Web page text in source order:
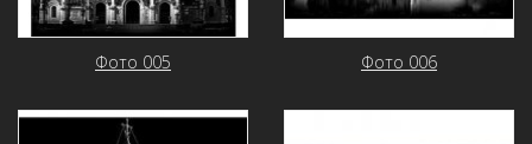
Фото 005 Фото 006